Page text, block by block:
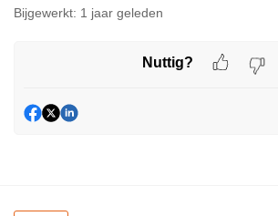
Bijgewerkt: 1 jaar geleden
Nuttig?